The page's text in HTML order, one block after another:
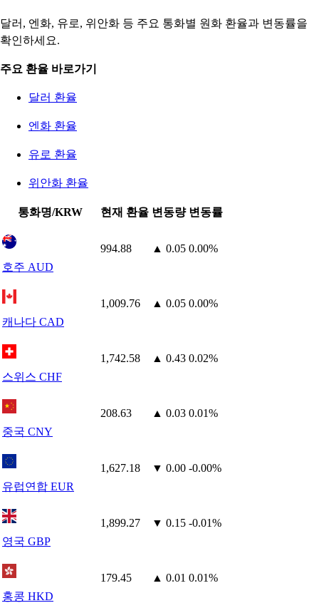
달러, 엔화, 유로, 위안화 등 주요 통화별 원화 환율과 변동률을
확인하세요.
주요 환율 바로가기
달러 환율
엔화 환율
유로 환율
위안화 환율
통화명/KRW 현재 환율 변동량 변동률
호주 AUD
994.88 ▲ 0.05 0.00%
캐나다 CAD
1,009.76 ▲ 0.05 0.00%
스위스 CHF
1,742.58 ▲ 0.43 0.02%
중국 CNY
208.63 ▲ 0.03 0.01%
유럽연합 EUR
1,627.18 ▼ 0.00 -0.00%
영국 GBP
1,899.27 ▼ 0.15 -0.01%
홍콩 HKD
179.45 ▲ 0.01 0.01%